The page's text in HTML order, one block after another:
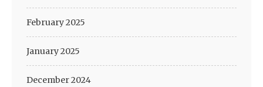
February 2025
January 2025
December 2024